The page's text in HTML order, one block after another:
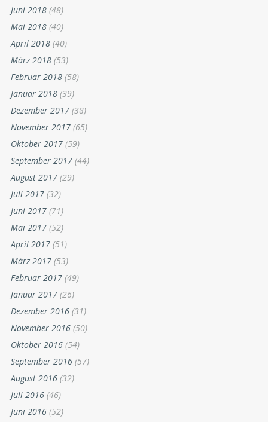
Juni 2018 (48)
Mai 2018 (40)
April 2018 (40)
März 2018 (53)
Februar 2018 (58)
Januar 2018 (39)
Dezember 2017 (38)
November 2017 (65)
Oktober 2017 (59)
September 2017 (44)
August 2017 (29)
Juli 2017 (32)
Juni 2017 (71)
Mai 2017 (52)
April 2017 (51)
März 2017 (53)
Februar 2017 (49)
Januar 2017 (26)
Dezember 2016 (31)
November 2016 (50)
Oktober 2016 (54)
September 2016 (57)
August 2016 (32)
Juli 2016 (46)
Juni 2016 (52)